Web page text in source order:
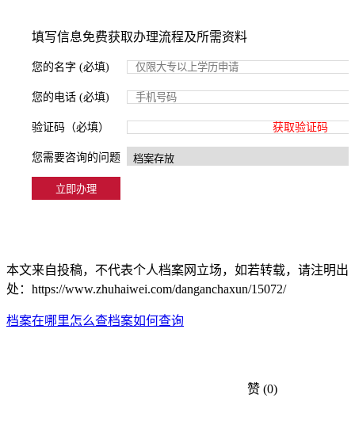
填写信息免费获取办理流程及所需资料
您的名字 (必填)
您的电话 (必填)
验证码（必填） 获取验证码
您需要咨询的问题
本文来自投稿，不代表个人档案网立场，如若转载，请注明出
处：https://www.zhuhaiwei.com/danganchaxun/15072/
档案在哪里怎么查档案如何查询
赞 (0)